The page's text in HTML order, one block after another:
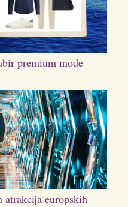
premium mode
europskih